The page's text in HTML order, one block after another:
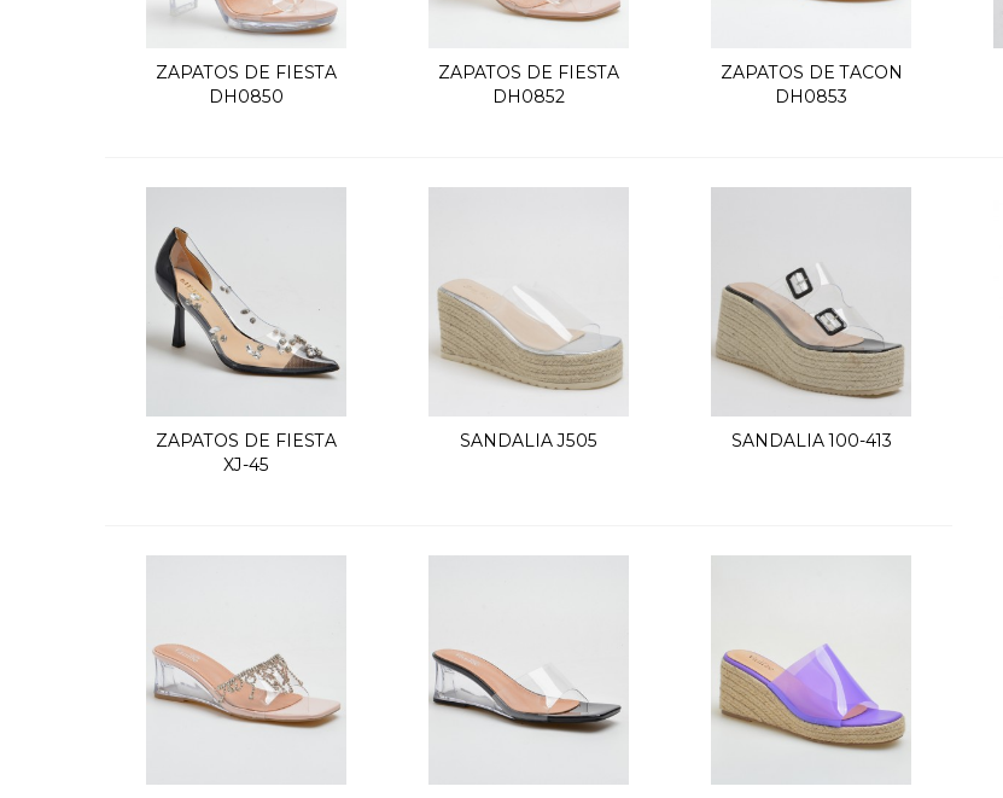
Quick view
ZAPATOS DE FIESTA
DH0850
Quick view
ZAPATOS DE FIESTA
DH0852
Quick view
ZAPATOS DE TACON
DH0853
Quick view
ZAPATOS DE FIESTA
XJ-45
Quick view
SANDALIA J505 Quick view
SANDALIA 100-413